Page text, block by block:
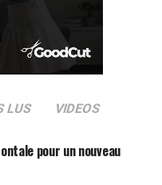
LUS VIDEOS
pour un nouveau